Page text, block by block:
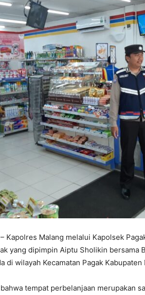
– Kapolres Malang melalui Kapolsek
yang dipimpin Aiptu Sholikin bersama
di wilayah Kecamatan Pagak
tempat perbelanjaan merupakan